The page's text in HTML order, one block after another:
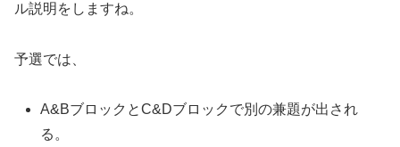
ル説明をしますね。
予選では、
A&BブロックとC&Dブロックで別の兼題が出され
る。